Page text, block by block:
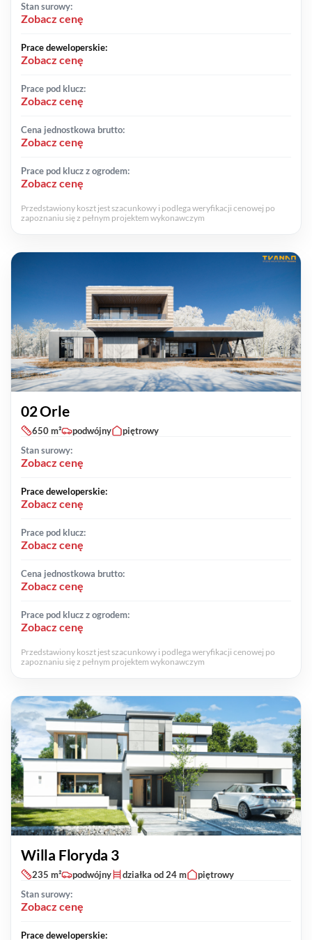
Stan surowy:
Zobacz cenę
Prace deweloperskie:
Zobacz cenę
Prace pod klucz:
Zobacz cenę
Cena jednostkowa brutto:
Zobacz cenę
Prace pod klucz z ogrodem:
Zobacz cenę
Przedstawiony koszt jest szacunkowy i podlega weryfikacji cenowej po
zapoznaniu się z pełnym projektem wykonawczym
02 Orle
650 m² podwójny
piętrowy
Stan surowy:
Zobacz cenę
Prace deweloperskie:
Zobacz cenę
Prace pod klucz:
Zobacz cenę
Cena jednostkowa brutto:
Zobacz cenę
Prace pod klucz z ogrodem:
Zobacz cenę
Przedstawiony koszt jest szacunkowy i podlega weryfikacji cenowej po
zapoznaniu się z pełnym projektem wykonawczym
Willa Floryda 3
235 m² podwójny działka od 24 m
piętrowy
Stan surowy:
Zobacz cenę
Prace deweloperskie: